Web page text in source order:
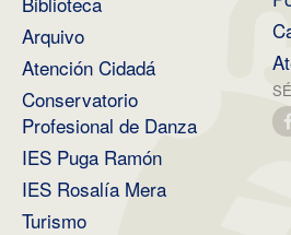
Arquivo
Atención Cidadá
Conservatorio
Profesional de Danza
IES Puga Ramón
IES Rosalía Mera
Turismo